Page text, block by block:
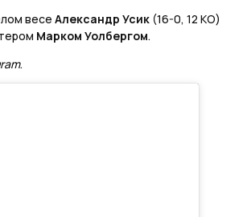
весе Александр Усик (16-0, 12 КО)
Марком Уолбергом.
.